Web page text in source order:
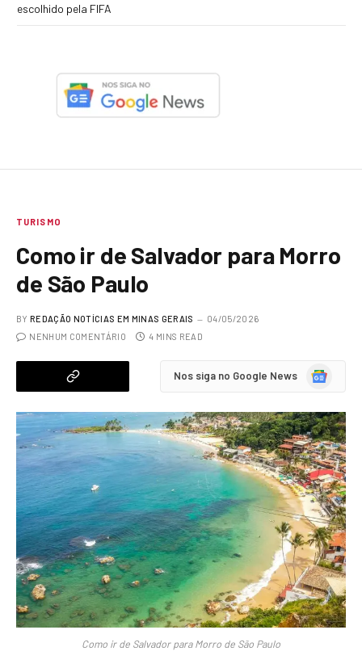
escolhido pela FIFA
TURISMO
Como ir de Salvador para Morro
de São Paulo
BY REDAÇÃO NOTÍCIAS EM MINAS GERAIS
04/05/2026
NENHUM COMENTÁRIO
4 MINS READ
Nos siga no Google News
Google
Como ir de Salvador para Morro de São Paulo